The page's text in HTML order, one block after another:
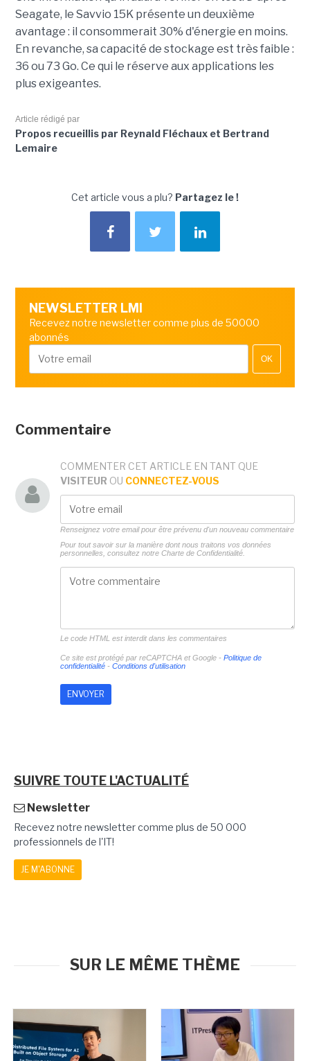
Seagate, le Savvio 15K présente un deuxième
avantage : il consommerait 30% d'énergie en moins.
En revanche, sa capacité de stockage est très faible :
36 ou 73 Go. Ce qui le réserve aux applications les
plus exigeantes.
Article rédigé par
Propos recueillis par Reynald Fléchaux et Bertrand
Lemaire
Cet article vous a plu? Partagez le !
NEWSLETTER LMI
Recevez notre newsletter comme plus de 50000
abonnés
OK
Commentaire
COMMENTER CET ARTICLE EN TANT QUE
VISITEUR OU CONNECTEZ-VOUS
Renseignez votre email pour être prévenu d'un nouveau commentaire
Pour tout savoir sur la manière dont nous traitons vos données
personnelles, consultez notre Charte de Confidentialité.
Le code HTML est interdit dans les commentaires
Ce site est protégé par reCAPTCHA et Google - Politique de
confidentialité- Conditions d'utilisation
SUIVRE TOUTE L'ACTUALITÉ
Newsletter
Recevez notre newsletter comme plus de 50 000
professionnels de l'IT!
JE M'ABONNE
SUR LE MÊME THÈME